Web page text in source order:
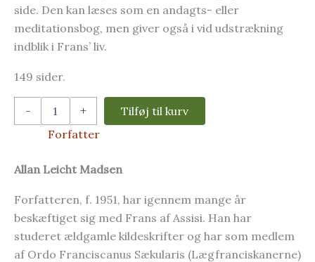
side. Den kan læses som en andagts- eller
meditationsbog, men giver også i vid udstrækning
indblik i Frans’ liv.
149 sider.
-
Visioner
Frans
Allan
Leicht
Madsen
antal
+
Tilføj til kurv
Forfatter
Allan Leicht Madsen
Forfatteren, f. 1951, har igennem mange år
beskæftiget sig med Frans af Assisi. Han har
studeret ældgamle kildeskrifter og har som medlem
af Ordo Franciscanus Sækularis (Lægfranciskanerne)